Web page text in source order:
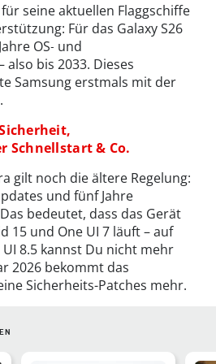
seine aktuellen Flaggschiffe
Für das Galaxy S26
OS‑ und
bis 2033. Dieses
Samsung erstmals mit der
Schnellstart & Co.
gilt noch die ältere Regelung:
und fünf Jahre
bedeutet, dass das Gerät
15 und One UI 7 läuft – auf
8.5 kannst Du nicht mehr
2026 bekommt das
Sicherheits-Patches mehr.